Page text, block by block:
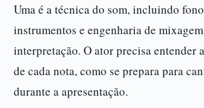
Uma é a técnica do som, incluindo
instrumentos e engenharia de
interpretação. O ator precisa entender
de cada nota, como se prepara para
durante a apresentação.